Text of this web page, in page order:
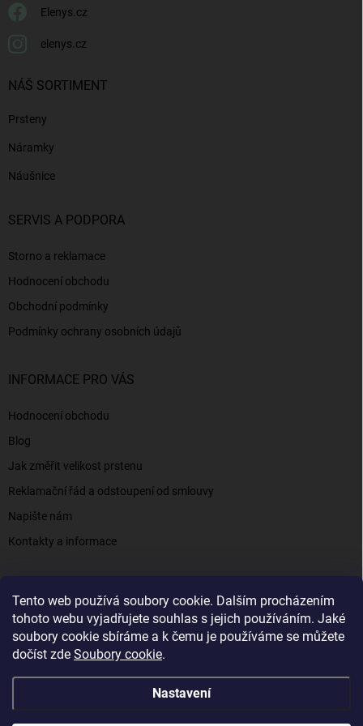
Tento web používá soubory cookie. Dalším procházením
tohoto webu vyjadřujete souhlas s jejich používáním. Jaké
soubory cookie sbíráme a k čemu je používáme se můžete
dočíst zde Soubory cookie.
Nastavení
Elenys.cz
elenys.cz
NÁŠ SORTIMENT
Prsteny
Náramky
Náušnice
SERVIS A PODPORA
Storno a reklamace
Hodnocení obchodu
Obchodní podmínky
Podmínky ochrany osobních údajů
INFORMACE PRO VÁS
Hodnocení obchodu
Blog
Jak změřit velikost prstenu
Reklamační řád a odstoupení od smlouvy
Napište nám
Kontakty a informace
Elenys.cz - šperky, kterým věříte už od roku 2016
Vytvořil Shoptet